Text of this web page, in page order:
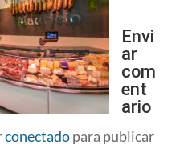
Envi
ar
com
ent
ario
conectadopara publicar